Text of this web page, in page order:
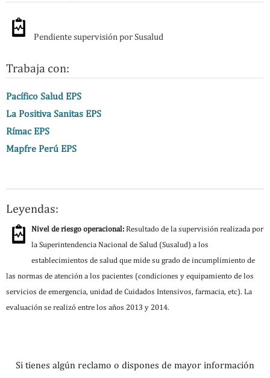
Pendiente supervisión por Susalud
Trabaja con:
Pacífico Salud EPS
La Positiva Sanitas EPS
Rímac EPS
Mapfre Perú EPS
Leyendas:
Nivel de riesgo operacional: Resultado de la supervisión realizada por
la Superintendencia Nacional de Salud (Susalud) a los
establecimientos de salud que mide su grado de incumplimiento de
las normas de atención a los pacientes (condiciones y equipamiento de los
servicios de emergencia, unidad de Cuidados Intensivos, farmacia, etc). La
evaluación se realizó entre los años 2013 y 2014.
Si tienes algún reclamo o dispones de mayor información